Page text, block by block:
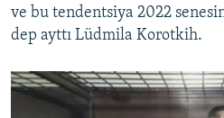
ve bu tendentsiya 2022
dep ayttı Lüdmila Korotkih.